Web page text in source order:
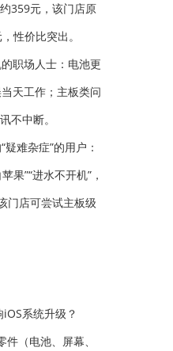
359元，该门店原
性价比突出。
职场人士：电池更
天工作；主板类问
不中断。
难杂症”的用户：
果”“进水不开机”，
门店可尝试主板级
系统升级？
（电池、屏幕、